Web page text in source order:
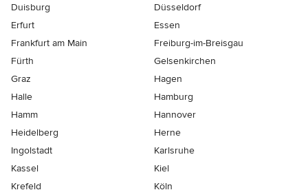
Duisburg
Düsseldorf
Erfurt
Essen
Frankfurt am Main
Freiburg-im-Breisgau
Fürth
Gelsenkirchen
Graz
Hagen
Halle
Hamburg
Hamm
Hannover
Heidelberg
Herne
Ingolstadt
Karlsruhe
Kassel
Kiel
Krefeld
Köln